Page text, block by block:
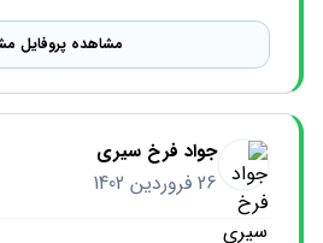
مشاهده پروفایل
جواد فرخ سیری
26 فروردین 1402